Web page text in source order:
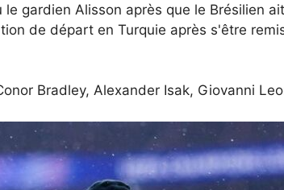
gardien Alisson après que le Brésilien
de départ en Turquie après s'être
Bradley, Alexander Isak, Giovanni